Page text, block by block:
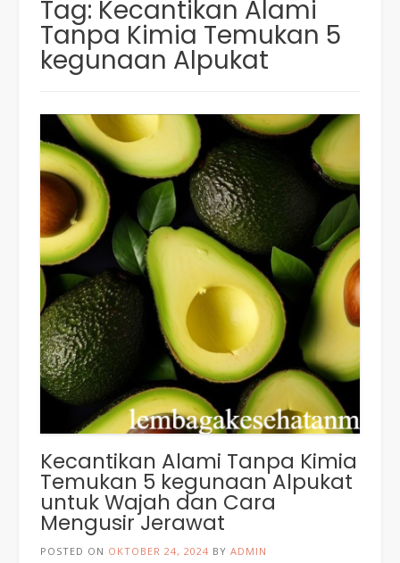
Tag: Kecantikan Alami
Tanpa Kimia Temukan 5
kegunaan Alpukat
Kecantikan Alami Tanpa Kimia
Temukan 5 kegunaan Alpukat
untuk Wajah dan Cara
Mengusir Jerawat
POSTED ON OKTOBER 24, 2024 BY ADMIN